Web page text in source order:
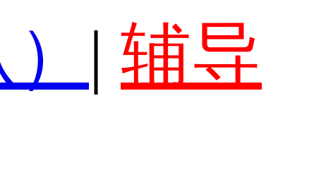
| 辅导